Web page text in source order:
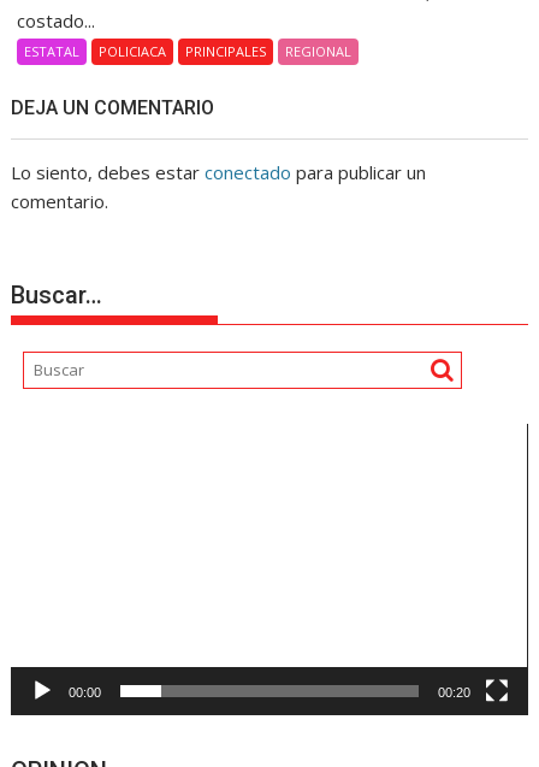
costado...
ESTATAL POLICIACA PRINCIPALES REGIONAL
DEJA UN COMENTARIO
Lo siento, debes estarconectado para publicar un
comentario.
Buscar…
00:00 00:20